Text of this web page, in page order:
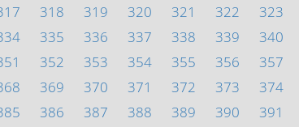
318 319 320 321 322 323
335 336 337 338 339 340
352 353 354 355 356 357
369 370 371 372 373 374
386 387 388 389 390 391